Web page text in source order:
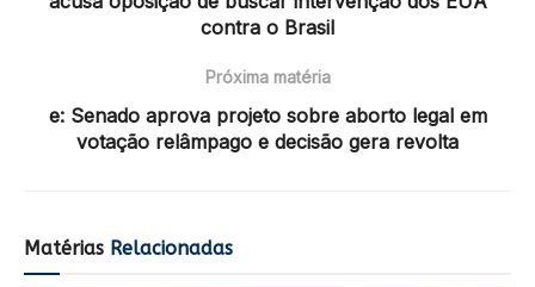
contra o Brasil
Próxima matéria
e: Senado aprova projeto sobre aborto legal em
votação relâmpago e decisão gera revolta
Matérias Relacionadas